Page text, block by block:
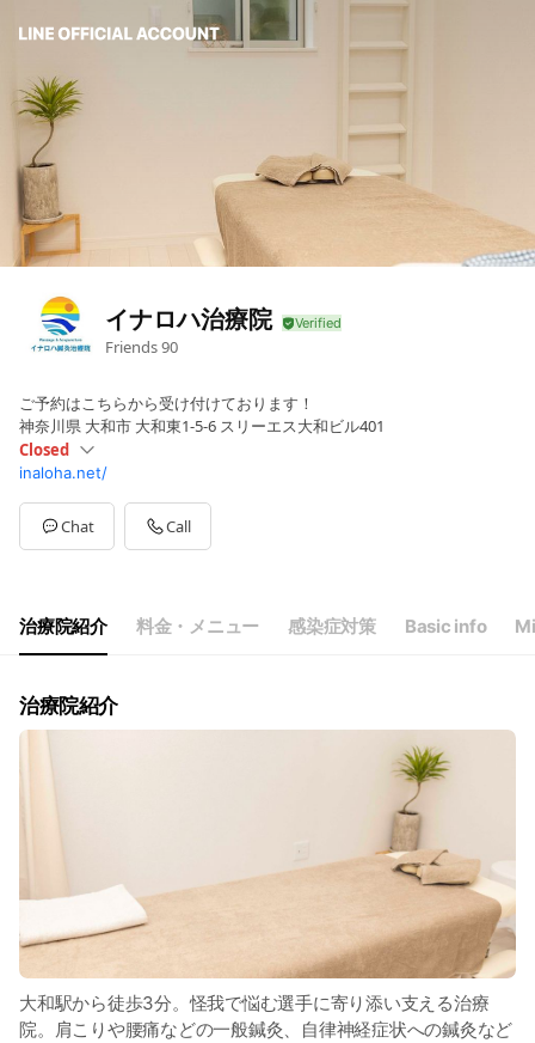
イナロハ治療院
Friends90
ご予約はこちらから受け付けております！
神奈川県 大和市 大和東1-5-6 スリーエス大和ビル401
Closed
SunClosed
Mon10:00 - 20:00
Tue10:00 - 12:00
Wed10:00 - 20:00
Sat10:00 - 20:00
inaloha.net/
Chat Call
治療院紹介 料金・メニュー 感染症対策 Basic info
治療院紹介
大和駅から徒歩3分。怪我で悩む選手に寄り添い支える治療
院。肩こりや腰痛などの一般鍼灸、自律神経症状への鍼灸など